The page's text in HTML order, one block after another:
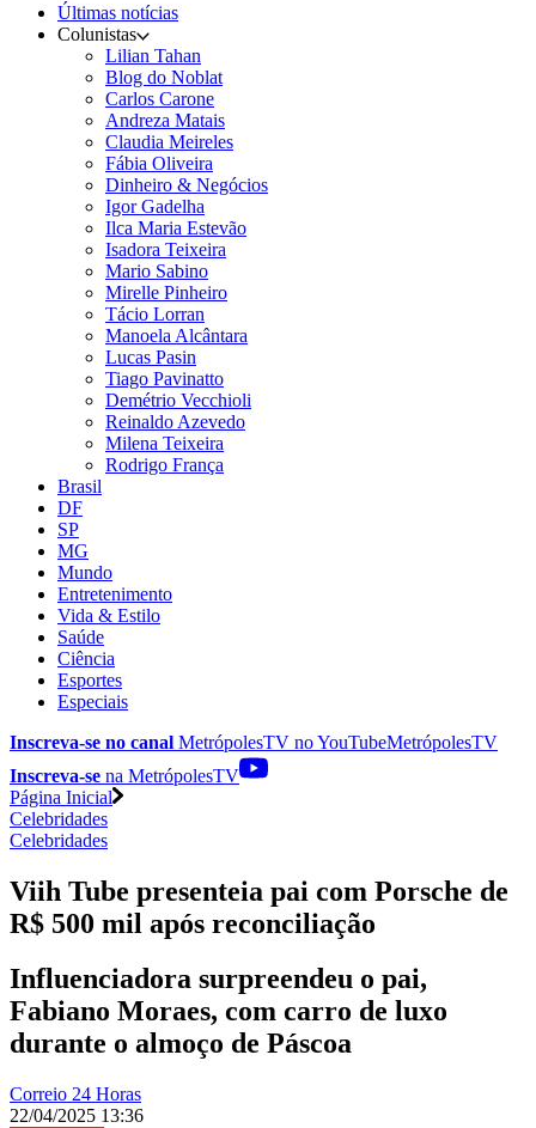
Últimas notícias
Colunistas
Lilian Tahan
Blog do Noblat
Carlos Carone
Andreza Matais
Claudia Meireles
Fábia Oliveira
Dinheiro & Negócios
Igor Gadelha
Ilca Maria Estevão
Isadora Teixeira
Mario Sabino
Mirelle Pinheiro
Tácio Lorran
Manoela Alcântara
Lucas Pasin
Tiago Pavinatto
Demétrio Vecchioli
Reinaldo Azevedo
Milena Teixeira
Rodrigo França
Brasil
DF
SP
MG
Mundo
Entretenimento
Vida & Estilo
Saúde
Ciência
Esportes
Especiais
Inscreva-se no canal MetrópolesTV noYouTubeMetrópolesTV
Inscreva-se na MetrópolesTV
Página Inicial
Celebridades
Celebridades
Viih Tube presenteia pai com Porsche de
R$ 500 mil após reconciliação
Influenciadora surpreendeu o pai,
Fabiano Moraes, com carro de luxo
durante o almoço de Páscoa
Correio 24 Horas
22/04/2025 13:36